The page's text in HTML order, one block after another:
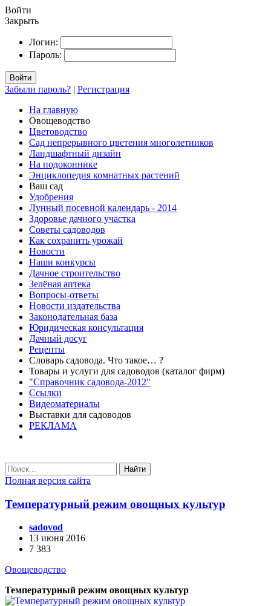
Войти
Закрыть
Логин:
Пароль:
Войти
Забыли пароль? | Регистрация
На главную
Овощеводство
Цветоводство
Сад непрерывного цветения многолетников
Ландшафтный дизайн
На подоконнике
Энциклопедия комнатных растений
Ваш сад
Удобрения
Лунный посевной календарь - 2014
Здоровье дачного участка
Советы садоводов
Как сохранить урожай
Новости
Наши конкурсы
Дачное строительство
Зелёная аптека
Вопросы-ответы
Новости издательства
Законодательная база
Юридическая консультация
Дачный досуг
Рецепты
Словарь садовода. Что такое… ?
Товары и услуги для садоводов (каталог фирм)
"Справочник садовода-2012"
Ссылки
Видеоматериалы
Выставки для садоводов
РЕКЛАМА
Найти
Полная версия сайта
Температурный режим овощных культур
sadovod
13 июня 2016
7 383
Овощеводство
Температурный режим овощных культур